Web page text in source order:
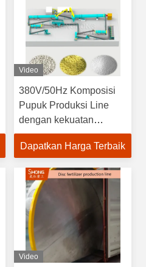
Video
380V/50Hz Komposisi
Pupuk Produksi Line
dengan kekuatan
granule tinggi dan
Diameter granule
Dapatkan Harga Terbaik
Video